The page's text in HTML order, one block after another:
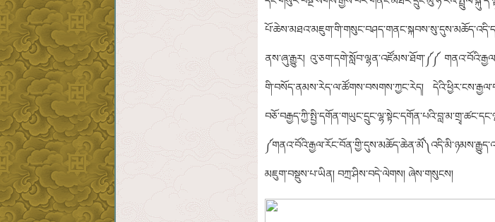
ནས་ཞུ་རྒྱུར། འུ་ཅག་དགེ་སློབ་ལྷན་འཛོམས་ཐོག་༼༼
གི་བསོད་ནམས་རེད་ལ་ཚོགས་བསགས་ཀྱང་རེད།
མཇུག་བསྡུས་པ་ཡིན། བཀྲ་ཤིས་བདེ་ལེགས། ཞེས་གསུངས།